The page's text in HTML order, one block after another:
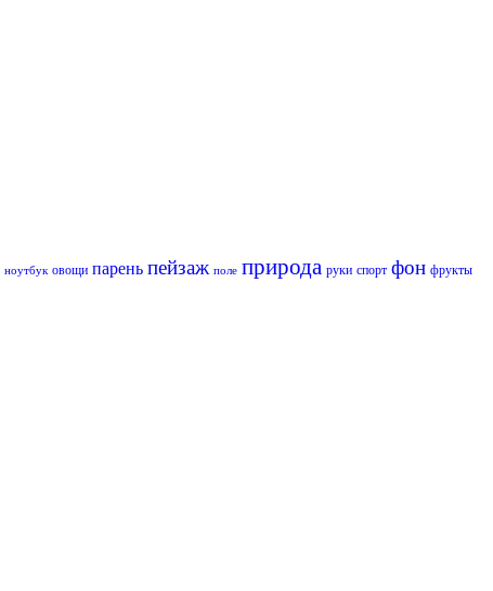
ноутбук овощи парень пейзаж поле природа руки спорт фон фрукты